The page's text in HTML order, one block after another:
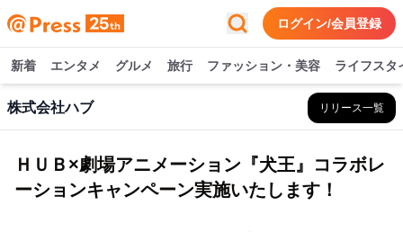
ログイン/会員登録
新着 エンタメ グルメ 旅行 ファッション・美容 ライフスタ
株式会社ハブ リリース一覧
ＨＵＢ×劇場アニメーション『犬王』コラボレ
ーションキャンペーン実施いたします！